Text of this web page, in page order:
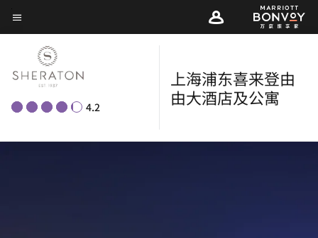
Skip
to
main
content
菜单文本
4.2
上海浦东喜来登由
由大酒店及公寓